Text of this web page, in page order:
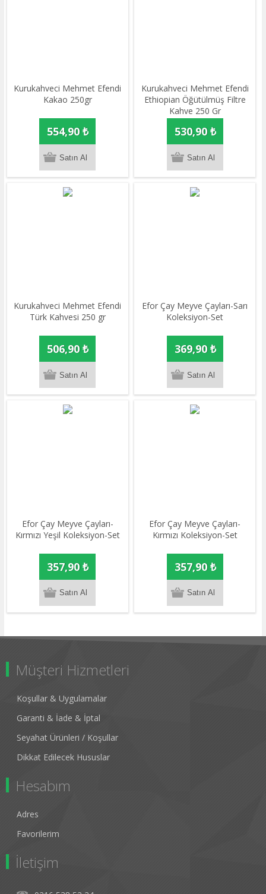
Kurukahveci Mehmet Efendi
Kakao 250gr
554,90 ₺
Kurukahveci Mehmet Efendi
Ethiopian Öğütülmüş Filtre
Kahve 250 Gr
530,90 ₺
Kurukahveci Mehmet Efendi
Türk Kahvesi 250 gr
506,90 ₺
Efor Çay Meyve Çayları-Sarı
Koleksiyon-Set
369,90 ₺
Efor Çay Meyve Çayları-
Kırmızı Yeşil Koleksiyon-Set
357,90 ₺
Efor Çay Meyve Çayları-
Kırmızı Koleksiyon-Set
357,90 ₺
Müşteri Hizmetleri
Koşullar & Uygulamalar
Garanti & İade & İptal
Seyahat Ürünleri / Koşullar
Dikkat Edilecek Hususlar
Hesabım
Adres
Favorilerim
İletişim